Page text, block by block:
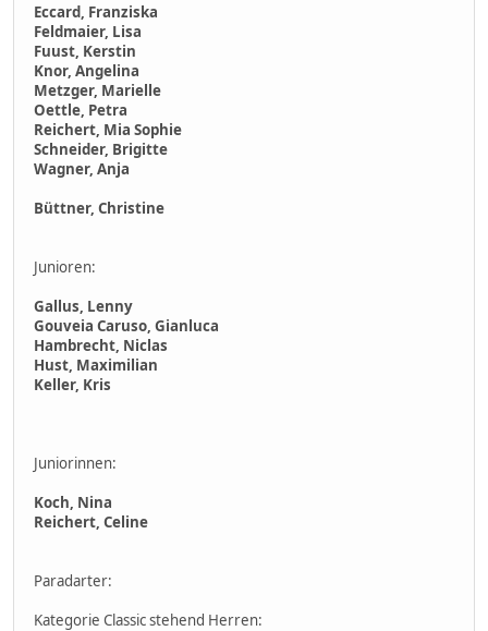
Eccard, Franziska
Feldmaier, Lisa
Fuust, Kerstin
Knor, Angelina
Metzger, Marielle
Oettle, Petra
Reichert, Mia Sophie
Schneider, Brigitte
Wagner, Anja
Büttner, Christine
Junioren:
Gallus, Lenny
Gouveia Caruso, Gianluca
Hambrecht, Niclas
Hust, Maximilian
Keller, Kris
Juniorinnen:
Koch, Nina
Reichert, Celine
Paradarter:
Kategorie Classic stehend Herren: